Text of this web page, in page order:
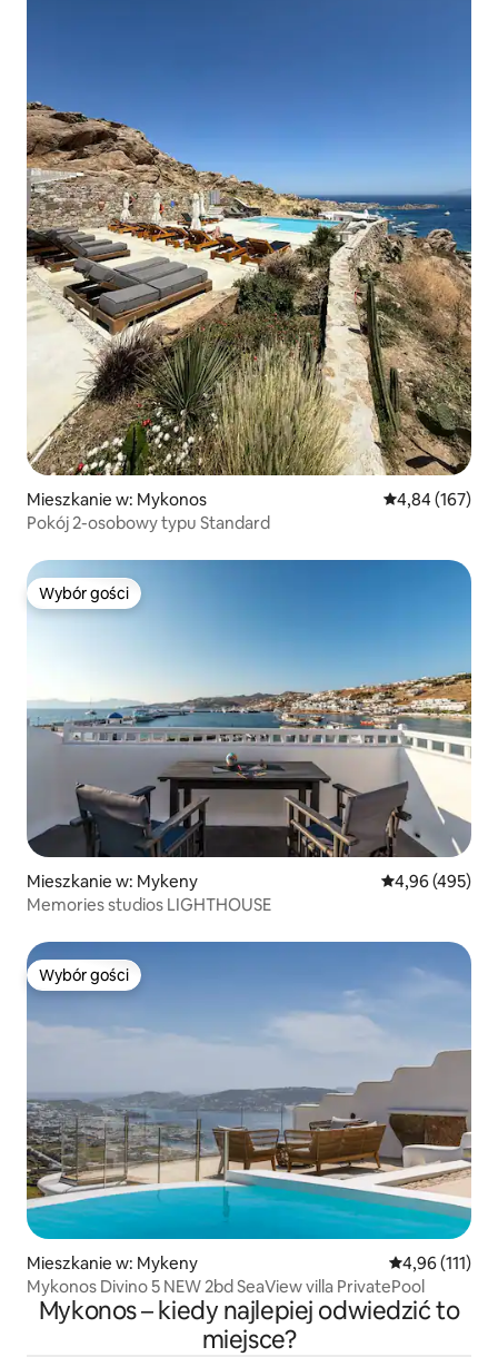
Mieszkanie w: Mykonos Średnia
4,84 (167)
Pokój 2-osobowy typu Standard
Wybór gości
Wybór gości
Mieszkanie w: Mykeny Średnia
4,96 (495)
Memories studios LIGHTHOUSE
Wybór gości
Wybór gości
Mieszkanie w: Mykeny Średnia
4,96 (111)
Mykonos Divino 5 NEW 2bd SeaView villa PrivatePool
Mykonos – kiedy najlepiej odwiedzić to
miejsce?